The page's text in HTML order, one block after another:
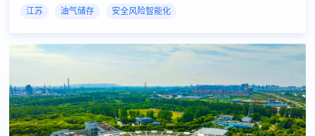
江苏 油气储存 安全风险智能化